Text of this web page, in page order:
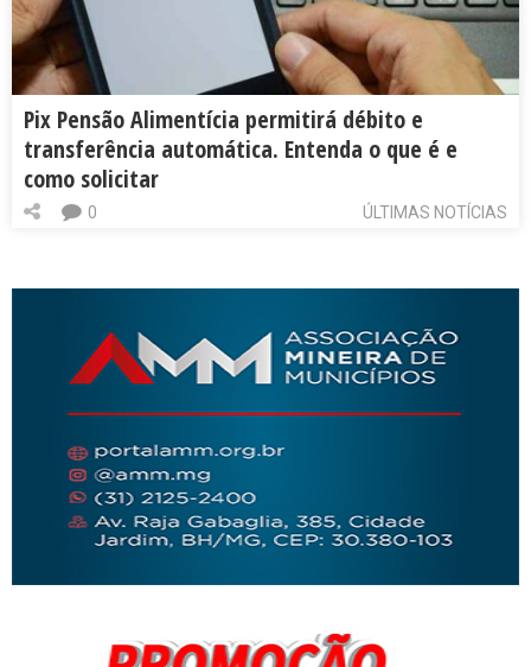
Pix Pensão Alimentícia permitirá débito e
transferência automática. Entenda o que é e
como solicitar
ÚLTIMAS NOTÍCIAS
0